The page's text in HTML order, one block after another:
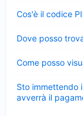
Cos'è il codice
chiuso
Dove posso
chiuso
Come posso
chiuso
Sto immettendo
avverrà il
chiuso